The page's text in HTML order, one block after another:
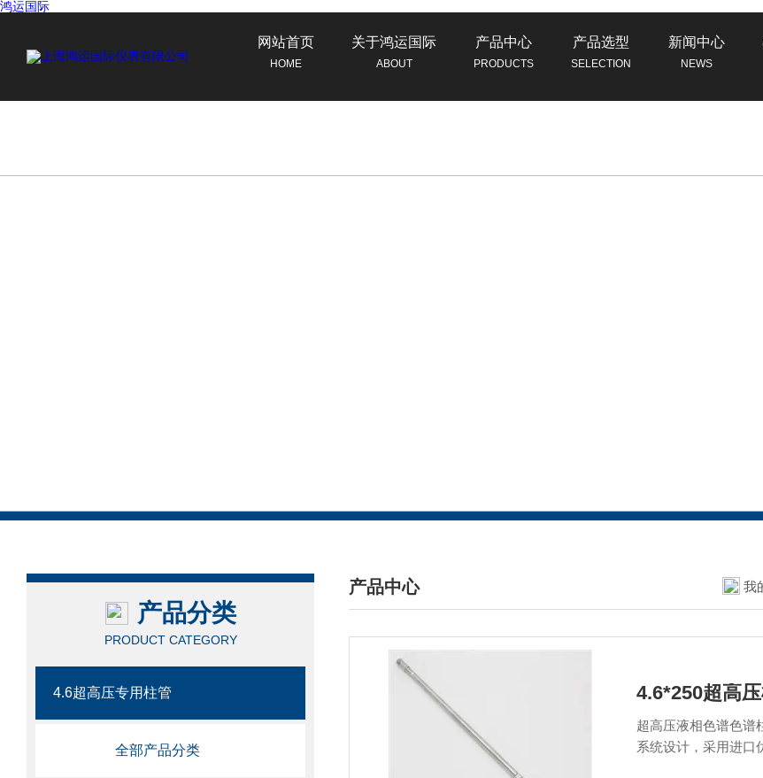
鸿运国际
网站首页
HOME
关于鸿运国际
ABOUT
产品中心
PRODUCTS
产品选型
SELECTION
新闻中心
NEWS
产品分类
PRODUCT CATEGORY
4.6超高压专用柱管
全部产品分类
产品中心
/ PRODUCTS CENTER
我
4.6*250超高
超高压液相色谱色谱
系统设计，采用进口